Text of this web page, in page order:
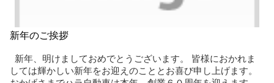
新年のご挨拶
新年、明けましておめでとうございます。 皆様におかれま
しては輝かしい新年をお迎えのこととお喜び申し上げます。